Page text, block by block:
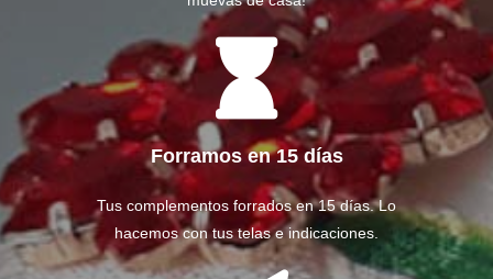
Forramos en 15 días
Tus complementos forrados en 15 días. Lo
hacemos con tus telas e indicaciones.